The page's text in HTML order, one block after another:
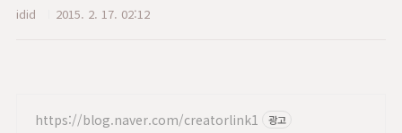
idid 2015. 2. 17. 02:12
https://blog.naver.com/creatorlink1 광고